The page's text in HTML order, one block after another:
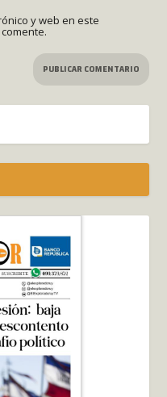
y web en este